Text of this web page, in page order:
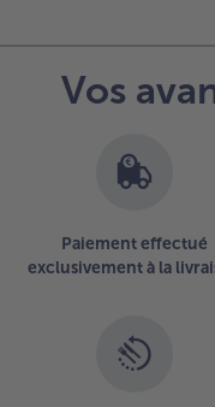
Vos
Paiement effectué
exclusivement à la